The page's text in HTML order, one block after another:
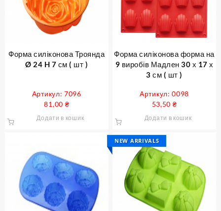
Форма силіконова Троянда
Ø 24 H 7 см ( шт )
Артикул: 7096
81,00 ₴
Додати в кошик
Форма силіконова форма на
9 виробів Мадлен 30 х 17 х
3 см ( шт )
Артикул: 0098
53,50 ₴
Додати в кошик
NEW ARRIVALS